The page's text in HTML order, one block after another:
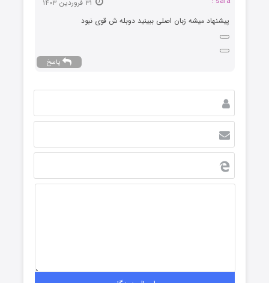
پیشنهاد میشه زبان اصلی ببینید دوبله ش قوی نبود
پاسخ